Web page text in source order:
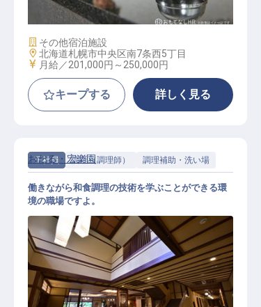
施設業態
その他宿泊施設
勤務地
北海道札幌市中央区南7条西5丁目
給与
月給／201,000円～ 250,000円
キープする 詳しく見る
正社員 調理（調理師） 調理補助・洗い場
おたる・宏楽園
働きながら和食調理の技術を学ぶことができる環
境の職場ですよ。